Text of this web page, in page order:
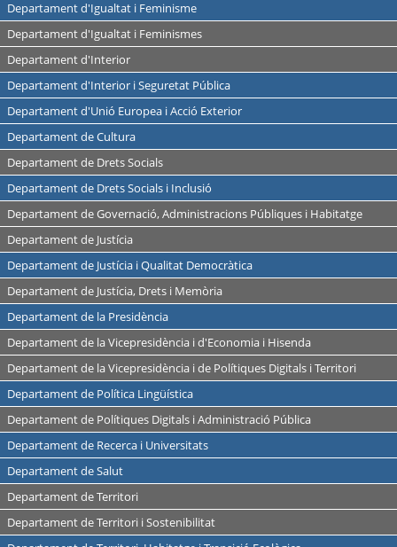
Departament d'Igualtat i Feminisme
Departament d'Igualtat i Feminismes
Departament d'Interior
Departament d'Interior i Seguretat Pública
Departament d'Unió Europea i Acció Exterior
Departament de Cultura
Departament de Drets Socials
Departament de Drets Socials i Inclusió
Departament de Governació, Administracions Públiques i Habitatge
Departament de Justícia
Departament de Justícia i Qualitat Democràtica
Departament de Justícia, Drets i Memòria
Departament de la Presidència
Departament de la Vicepresidència i d'Economia i Hisenda
Departament de la Vicepresidència i de Polítiques Digitals i Territori
Departament de Política Lingüística
Departament de Polítiques Digitals i Administració Pública
Departament de Recerca i Universitats
Departament de Salut
Departament de Territori
Departament de Territori i Sostenibilitat